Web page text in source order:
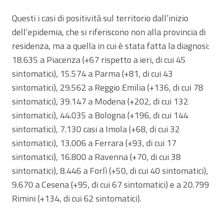
Questi i casi di positività sul territorio dall’inizio
dell’epidemia, che si riferiscono non alla provincia di
residenza, ma a quella in cui è stata fatta la diagnosi:
18.635 a Piacenza (+67 rispetto a ieri, di cui 45
sintomatici), 15.574 a Parma (+81, di cui 43
sintomatici), 29.562 a Reggio Emilia (+136, di cui 78
sintomatici), 39.147 a Modena (+202, di cui 132
sintomatici), 44.035 a Bologna (+196, di cui 144
sintomatici), 7.130 casi a Imola (+68, di cui 32
sintomatici), 13.006 a Ferrara (+93, di cui 17
sintomatici), 16.800 a Ravenna (+70, di cui 38
sintomatici), 8.446 a Forlì (+50, di cui 40 sintomatici),
9.670 a Cesena (+95, di cui 67 sintomatici) e a 20.799
Rimini (+134, di cui 62 sintomatici).